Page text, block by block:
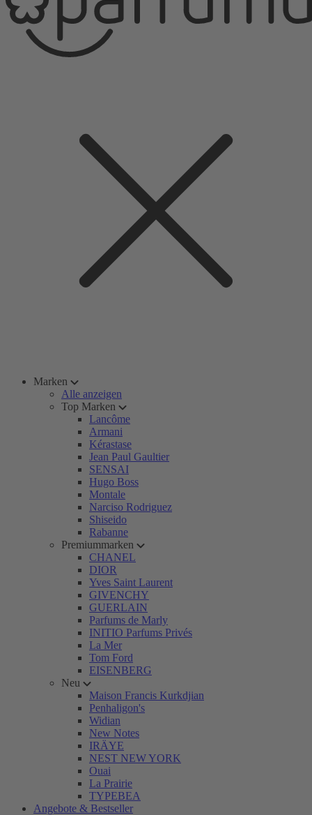
Marken
Alle anzeigen
Top Marken
Lancôme
Armani
Kérastase
Jean Paul Gaultier
SENSAI
Hugo Boss
Montale
Narciso Rodriguez
Shiseido
Rabanne
Premiummarken
CHANEL
DIOR
Yves Saint Laurent
GIVENCHY
GUERLAIN
Parfums de Marly
INITIO Parfums Privés
La Mer
Tom Ford
EISENBERG
Neu
Maison Francis Kurkdjian
Penhaligon's
Widian
New Notes
IRÄYE
NEST NEW YORK
Ouai
La Prairie
TYPEBEA
Angebote & Bestseller